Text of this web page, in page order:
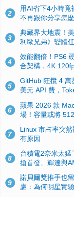
2
用AI省下4小時竟
不再跟你分享怎
3
典藏界大地震！
利歐兄弟》變體
4
效能翻倍！PS6
合架構，4K
5
GitHub 狂攬 4 萬
美元 API 費，
6
蘋果 2026 款
場！容量或將
7
Linux 市占率突
有原因
8
台積電2奈米太
搶首發、輝達與
9
諾貝爾獎推手也
慮：為何明星實